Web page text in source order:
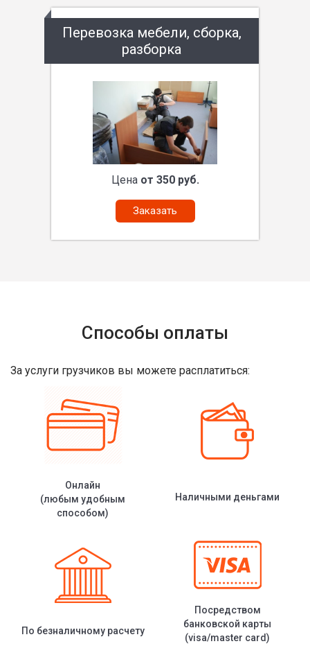
Перевозка мебели, сборка,
разборка
Цена от 350 руб.
Заказать
Способы оплаты
За услуги грузчиков вы можете расплатиться:
Онлайн
(любым удобным
способом)
Наличными деньгами
По безналичному расчету
Посредством
банковской карты
(visa/master card)